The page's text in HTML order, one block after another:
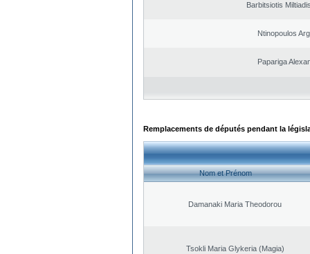
Barbitsiotis
Ntinopoulos
Papariga
Remplacements de députés pendant la
Nom et Prénom
Damanaki Maria Theodorou
Tsokli Maria Glykeria (Magia)